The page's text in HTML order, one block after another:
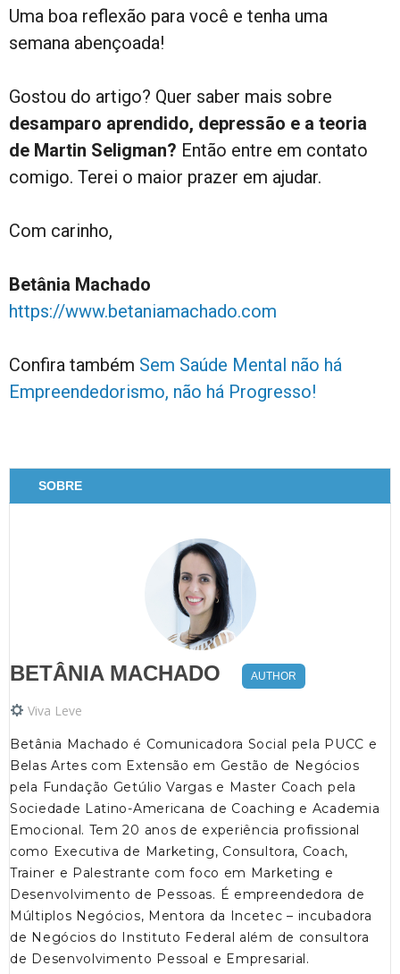
Uma boa reflexão para você e tenha uma
semana abençoada!
Gostou do artigo? Quer saber mais sobre
desamparo aprendido, depressão e a teoria
de Martin Seligman? Então entre em contato
comigo. Terei o maior prazer em ajudar.
Com carinho,
Betânia Machado
https://www.betaniamachado.com
Confira também Sem Saúde Mental não há
Empreendedorismo, não há Progresso!
SOBRE
BETÂNIA MACHADO AUTHOR
Viva Leve
Betânia Machado é Comunicadora Social pela PUCC e
Belas Artes com Extensão em Gestão de Negócios
pela Fundação Getúlio Vargas e Master Coach pela
Sociedade Latino-Americana de Coaching e Academia
Emocional. Tem 20 anos de experiência profissional
como Executiva de Marketing, Consultora, Coach,
Trainer e Palestrante com foco em Marketing e
Desenvolvimento de Pessoas. É empreendedora de
Múltiplos Negócios, Mentora da Incetec – incubadora
de Negócios do Instituto Federal além de consultora
de Desenvolvimento Pessoal e Empresarial.